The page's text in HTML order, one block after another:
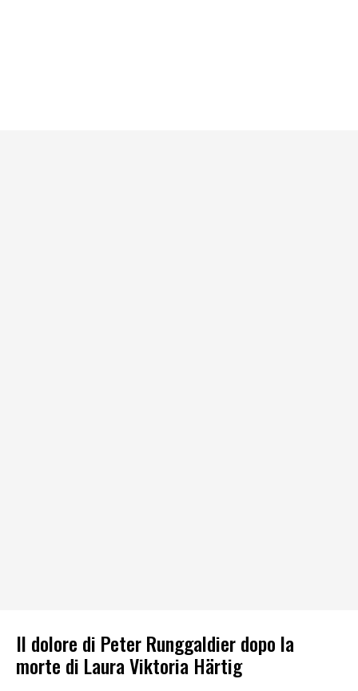
Il dolore di Peter Runggaldier dopo la
morte di Laura Viktoria Härtig